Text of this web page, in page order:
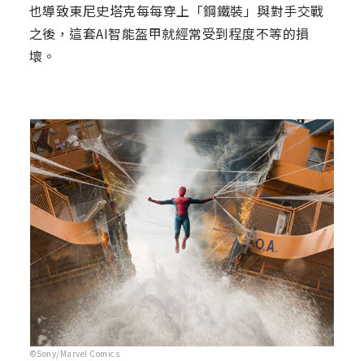
也導致東尼史塔克每每穿上「鋼鐵裝」與對手交戰
之後，這套AI智能盔甲就經常受到程度不等的損
壞。
©Sony/Marvel Comics